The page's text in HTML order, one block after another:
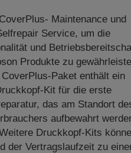
Maintenance und
Service, um die
und
Produkte zu
Paket enthält ein
Kit für die erste
das am Standort
aufbewahrt
Druckkopf-Kits
der Vertragslaufzeit zu